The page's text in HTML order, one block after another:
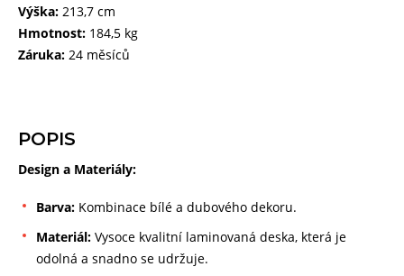
POPIS
Design a Materiály:
Barva: Kombinace bílé a dubového dekoru.
Materiál: Vysoce kvalitní laminovaná deska, která je
odolná a snadno se udržuje.
Výška: 213,7 cm
Hmotnost: 184,5 kg
Záruka: 24 měsíců